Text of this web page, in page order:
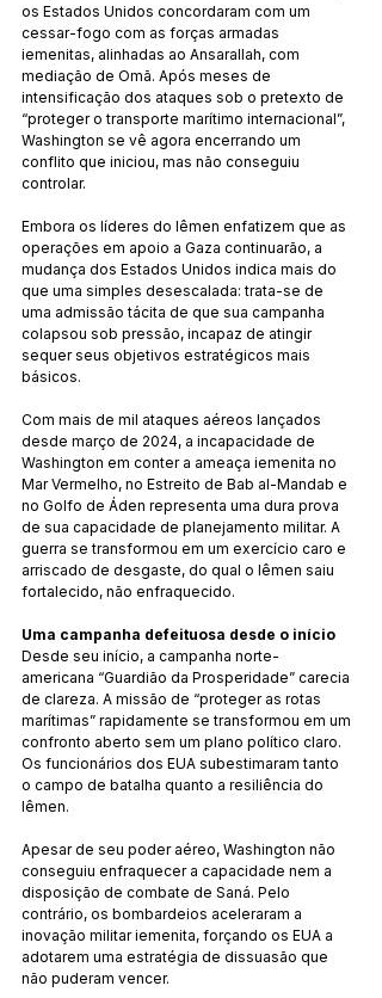
os Estados Unidos concordaram com um
cessar-fogo com as forças armadas
iemenitas, alinhadas ao Ansarallah, com
mediação de Omã. Após meses de
intensificação dos ataques sob o pretexto de
“proteger o transporte marítimo internacional”,
Washington se vê agora encerrando um
conflito que iniciou, mas não conseguiu
controlar.
Embora os líderes do Iêmen enfatizem que as
operações em apoio a Gaza continuarão, a
mudança dos Estados Unidos indica mais do
que uma simples desescalada: trata-se de
uma admissão tácita de que sua campanha
colapsou sob pressão, incapaz de atingir
sequer seus objetivos estratégicos mais
básicos.
Com mais de mil ataques aéreos lançados
desde março de 2024, a incapacidade de
Washington em conter a ameaça iemenita no
Mar Vermelho, no Estreito de Bab al-Mandab e
no Golfo de Áden representa uma dura prova
de sua capacidade de planejamento militar. A
guerra se transformou em um exercício caro e
arriscado de desgaste, do qual o Iêmen saiu
fortalecido, não enfraquecido.
Uma campanha defeituosa desde o início
Desde seu início, a campanha norte-
americana “Guardião da Prosperidade” carecia
de clareza. A missão de “proteger as rotas
marítimas” rapidamente se transformou em um
confronto aberto sem um plano político claro.
Os funcionários dos EUA subestimaram tanto
o campo de batalha quanto a resiliência do
Iêmen.
Apesar de seu poder aéreo, Washington não
conseguiu enfraquecer a capacidade nem a
disposição de combate de Saná. Pelo
contrário, os bombardeios aceleraram a
inovação militar iemenita, forçando os EUA a
adotarem uma estratégia de dissuasão que
não puderam vencer.